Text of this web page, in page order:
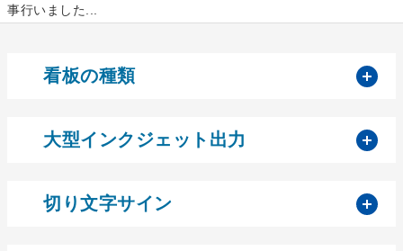
事行いました...
看板の種類
大型インクジェット出力
切り文字サイン